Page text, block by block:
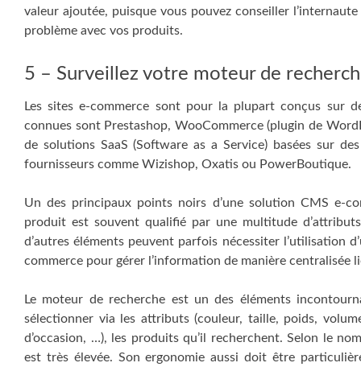
valeur ajoutée, puisque vous pouvez conseiller
problème avec vos produits.
5 – Surveillez votre moteur de
Les sites e-commerce sont pour la plupart conçus sur
connues sont Prestashop, WooCommerce (plugin de
de solutions SaaS (Software as a Service) basées sur
fournisseurs comme Wizishop, Oxatis ou PowerBoutique.
Un des principaux points noirs d’une solution CMS e-
produit est souvent qualifié par une multitude
d’autres éléments peuvent parfois nécessiter l’utilisation
commerce pour gérer l’information de manière centralisée
Le moteur de recherche est un des éléments
sélectionner via les attributs (couleur, taille, poids,
d’occasion, …), les produits qu’il recherchent. Selon le
est très élevée. Son ergonomie aussi doit être